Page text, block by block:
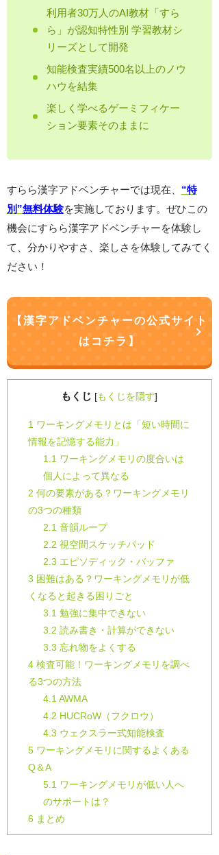
利用者30万人のAI教材「すら
ら」が認知特性別 学習教材シ
リーズとして開発
知能検査実績500名以上のノウ
ハウを結集
楽しく学べるゲーミフィケー
ション要素そのままに
すらら漢字アドベンチャーでは現在、 “特
別”無料体験を実施しております。ぜひこの
機会にすらら漢字アドベンチャーを体験し
て、分かりやすさ、楽しさを体験してみてく
ださい！
【漢字アドベンチャーの公式サイト
はコチラ】
もくじ [もくじを隠す]
1ワーキングメモリとは「短い時間に
情報を記憶する能力」
1.1 ワーキングメモリの度合いは
個人によって異なる
2 何の要素がある？ワーキングメモリ
の3つの種類
2.1 音韻ループ
2.2 視空間スケッチパッド
2.3 エピソディック・バッファ
3 困難はある？ワーキングメモリが低
くなると起きる困りごと
3.1 勉強に集中できない
3.2 読み書き・計算ができない
3.3 忘れ物をよくする
4検査可能！ワーキングメモリを調べ
る3つの方法
4.1 AWMA
4.2 HUCRoW（フクロウ）
4.3 ウェクスラー式知能検査
5ワーキングメモリに関するよくある
Q＆A
5.1 ワーキングメモリが低い人へ
のサポートは？
6 まとめ